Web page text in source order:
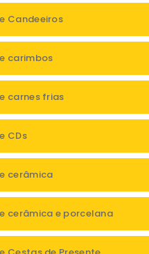
Candeeiros
carimbos
carnes frias
CDs
cerâmica
cerâmica e porcelana